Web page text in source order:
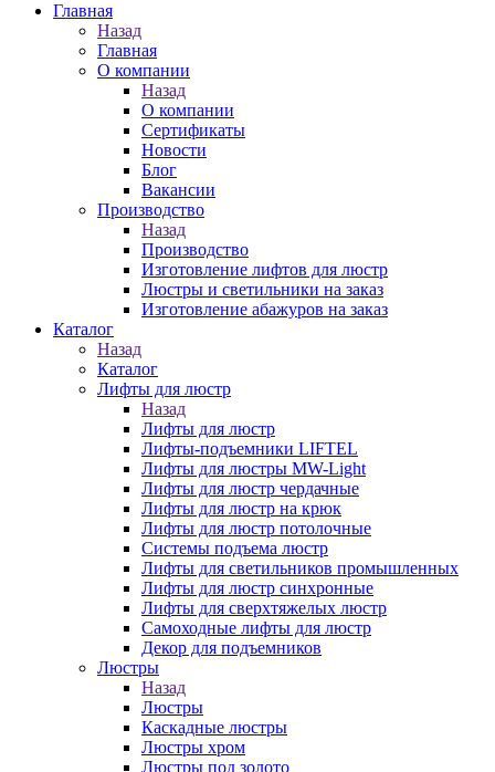
Главная
Назад
Главная
О компании
Назад
О компании
Сертификаты
Новости
Блог
Вакансии
Производство
Назад
Производство
Изготовление лифтов для люстр
Люстры и светильники на заказ
Изготовление абажуров на заказ
Каталог
Назад
Каталог
Лифты для люстр
Назад
Лифты для люстр
Лифты-подъемники LIFTEL
Лифты для люстры MW-Light
Лифты для люстр чердачные
Лифты для люстр на крюк
Лифты для люстр потолочные
Системы подъема люстр
Лифты для светильников промышленных
Лифты для люстр синхронные
Лифты для сверхтяжелых люстр
Самоходные лифты для люстр
Декор для подъемников
Люстры
Назад
Люстры
Каскадные люстры
Люстры хром
Люстры под золото